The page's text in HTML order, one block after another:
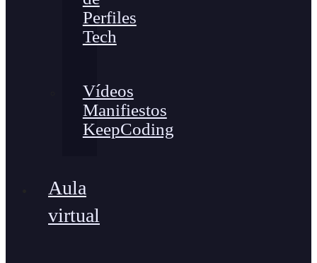
Perfiles
Tech
Vídeos
Manifiestos
KeepCoding
Aula
virtual